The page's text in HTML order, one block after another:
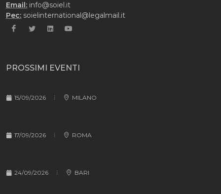
Email: info@soiel.it
Pec: soielinternational@legalmail.it
PROSSIMI EVENTI
15/09/2026 MILANO
17/09/2026 ROMA
24/09/2026 BARI